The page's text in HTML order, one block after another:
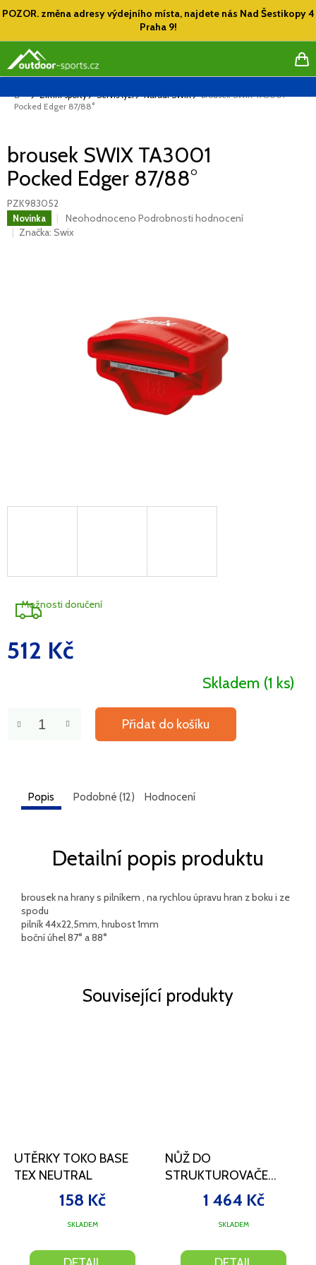
na
POZOR. změna adresy výdejního místa, najdete nás Nad Šestikopy 4
Praha 9!
Domů
Zimní sporty Servis lyží Nářadí SWIX
brousek SWIX TA3001
Pocked Edger 87/88°
brousek SWIX TA3001
Pocked Edger 87/88°
PZK983052
Novinka
Průměrné
hodnocení
Neohodnoceno Podrobnosti hodnocení
Značka: Swix
512 Kč
Měrná
cena:
Skladem (1 ks)
Možnosti doručení
Přidat do košíku
Související produkty
UTĚRKY TOKO BASE
TEX NEUTRAL
SKLADEM
158 Kč
NŮŽ DO
STRUKTUROVAČE
TOKO BLUE 2 0,5 SL
SKLADEM
1 464 Kč
Popis Podobné (12) Hodnocení
Detailní popis produktu
brousek na hrany s pilníkem , na rychlou úpravu hran z boku i ze
spodu
pilník 44x22,5mm, hrubost 1mm
boční úhel 87° a 88°